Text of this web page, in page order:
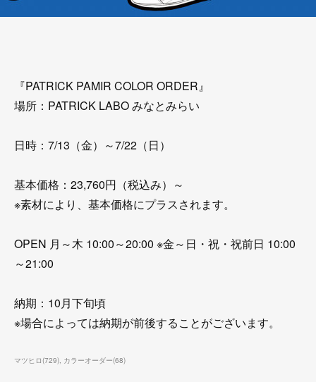
『PATRICK PAMIR COLOR ORDER』
場所：PATRICK LABO みなとみらい
日時：7/13（金）～7/22（日）
基本価格：23,760円（税込み）～
※素材により、基本価格にプラスされます。
OPEN 月～木 10:00～20:00 ※金～日・祝・祝前日 10:00
～21:00
納期：10月下旬頃
※場合によっては納期が前後することがございます。
マツヒロ(729) カラーオーダー(68)